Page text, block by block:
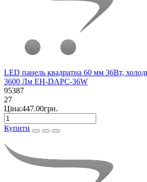
LED панель квадратна 60 мм 36Вт,
3600 Лм EH-DAPC-36W
95387
27
Ціна:447.00грн.
Купити